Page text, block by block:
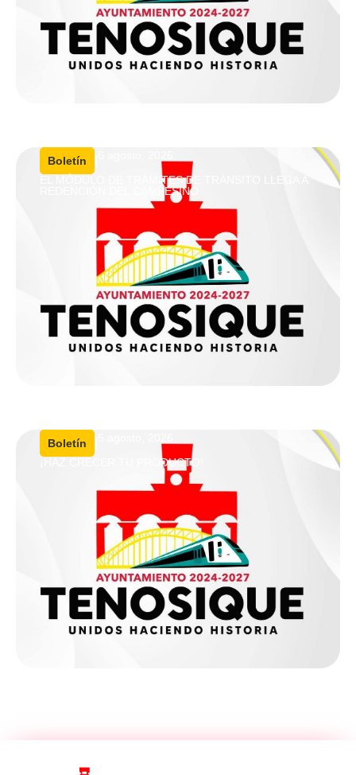
Boletín
EL MÓDULO DE TRÁMITES DE TRÁNSITO LLEGA A
REDENCIÓN DEL CAMPESINO
Boletín
¡HAZ CRECER TU PRODUCTO!